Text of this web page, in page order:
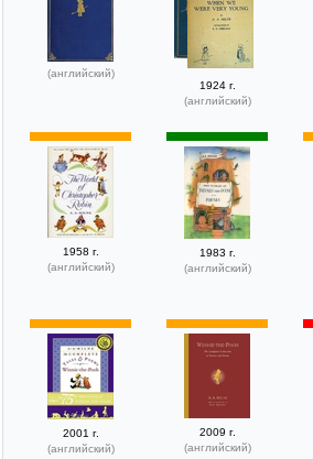
(английский)
1924 г.
(английский)
1958 г.
(английский)
1983 г.
(английский)
2001 г.
(английский)
2009 г.
(английский)